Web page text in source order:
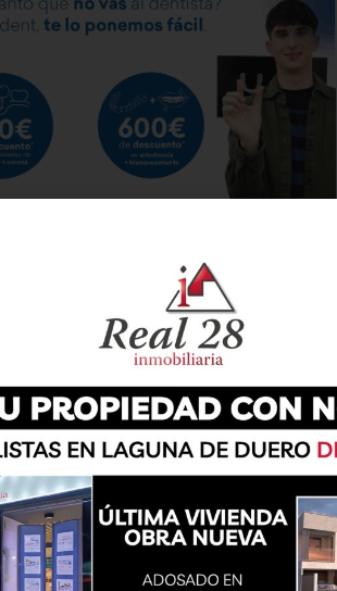
la agenda de actividades para los
la Semana Santa, además de los
Urbana; una cita que busca
niños y niñas de la localidad y que
mágico bajo el lema ‘Un castillo de
1 de abril, en este sentido, desde la
ya se ha anunciado la fecha de
que podrán matricularse desde
mientras que los no
marzo.